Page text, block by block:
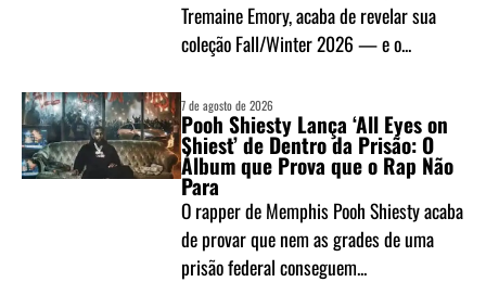
Tremaine Emory, acaba de revelar sua
coleção Fall/Winter 2026 — e o...
7 de agosto de 2026
Pooh Shiesty Lança ‘All Eyes on
Shiest’ de Dentro da Prisão: O
Álbum que Prova que o Rap Não
Para
O rapper de Memphis Pooh Shiesty acaba
de provar que nem as grades de uma
prisão federal conseguem...